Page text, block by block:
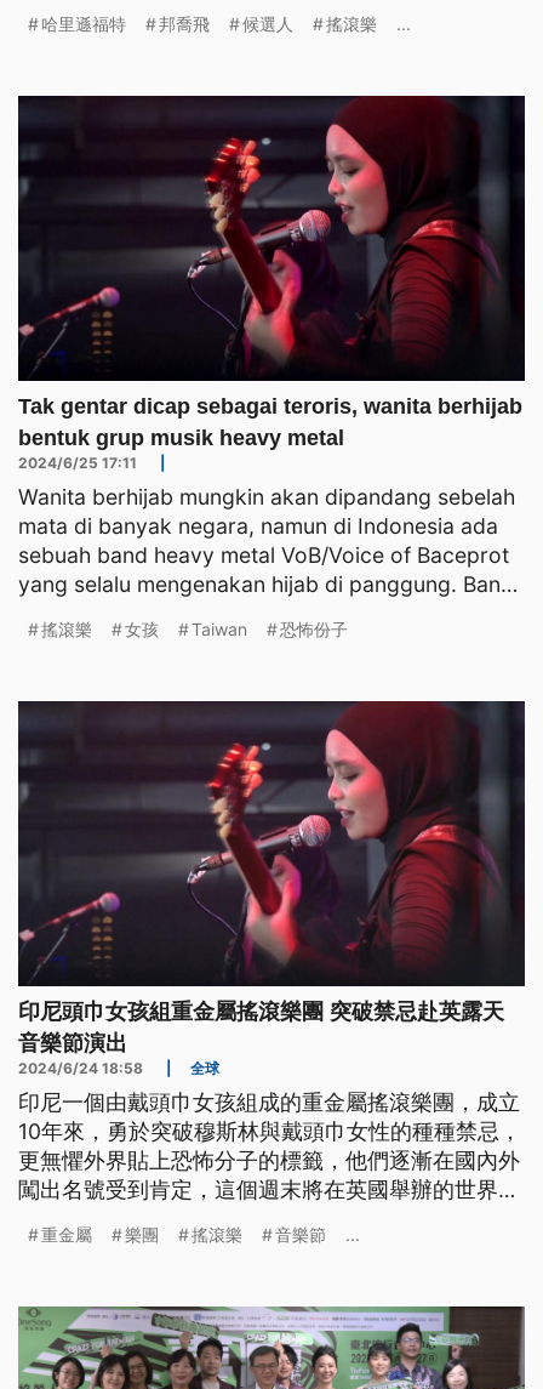
Ford）表態力挺。
哈里遜福特 邦喬飛 候選人 搖滾樂 ...
Tak gentar dicap sebagai teroris, wanita berhijab
bentuk grup musik heavy metal
2024/6/25 17:11
Wanita berhijab mungkin akan dipandang sebelah
mata di banyak negara, namun di Indonesia ada
sebuah band heavy metal VoB/Voice of Baceprot
yang selalu mengenakan hijab di panggung. Band
搖滾樂 女孩 Taiwan 恐怖份子
印尼頭巾女孩組重金屬搖滾樂團 突破禁忌赴英露天
音樂節演出
2024/6/24 18:58 全球
印尼一個由戴頭巾女孩組成的重金屬搖滾樂團，成立
10年來，勇於突破穆斯林與戴頭巾女性的種種禁忌，
更無懼外界貼上恐怖分子的標籤，他們逐漸在國內外
闖出名號受到肯定，這個週末將在英國舉辦的世界最
重金屬 樂團 搖滾樂 音樂節 ...